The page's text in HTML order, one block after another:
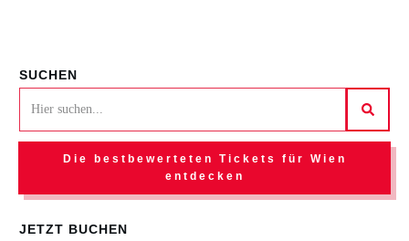
SUCHEN
Die bestbewerteten Tickets für Wien
entdecken
JETZT BUCHEN